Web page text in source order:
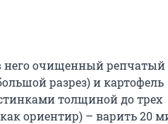
него очищенный репчатый
разрез) и картофель
толщиной до трех
ориентир) – варить 20